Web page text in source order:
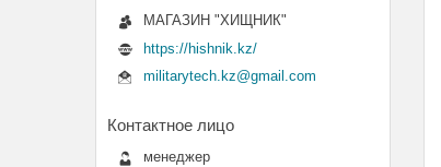
МАГАЗИН "ХИЩНИК"
https://hishnik.kz/
militarytech.kz@gmail.com
менеджер